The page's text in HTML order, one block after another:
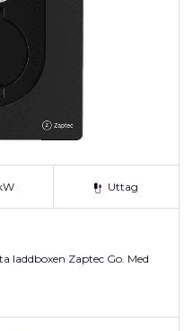
Uttag
laddboxen Zaptec Go. Med